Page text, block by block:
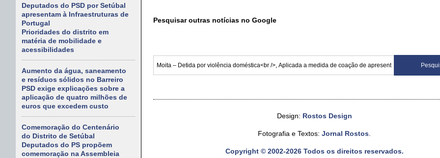
Deputados do PSD por Setúbal
apresentam à Infraestruturas de
Portugal
Prioridades do distrito em
matéria de mobilidade e
acessibilidades
Aumento da água, saneamento
e resíduos sólidos no Barreiro
PSD exige explicações sobre a
aplicação de quatro milhões de
euros que excedem custo
Comemoração do Centenário
do Distrito de Setúbal
Deputados do PS propõem
comemoração na Assembleia
Pesquisar outras notícias no Google
Design: Rostos Design
Fotografia e Textos: Jornal Rostos
Copyright © 2002-2026 Todos os direitos reservados.